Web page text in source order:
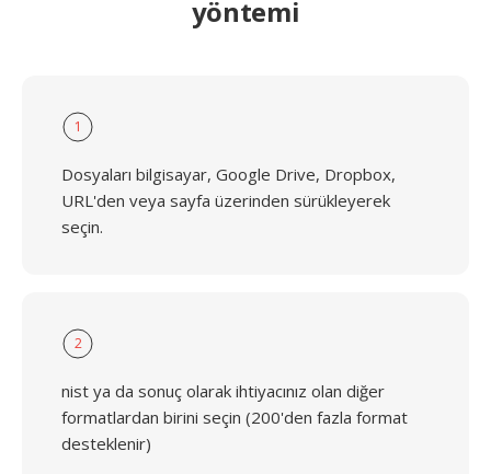
yöntemi
1
Dosyaları bilgisayar, Google Drive, Dropbox,
URL'den veya sayfa üzerinden sürükleyerek
seçin.
2
nist ya da sonuç olarak ihtiyacınız olan diğer
formatlardan birini seçin (200'den fazla format
desteklenir)